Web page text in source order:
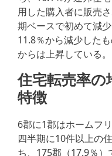
用した購入者に販売
期ベースで初めて減
11.8％から減少した
からは上昇している。
住宅転売率の
特徴
6郡に1郡はホームフ
四半期に10件以上の
ち、175郡（17.9％）